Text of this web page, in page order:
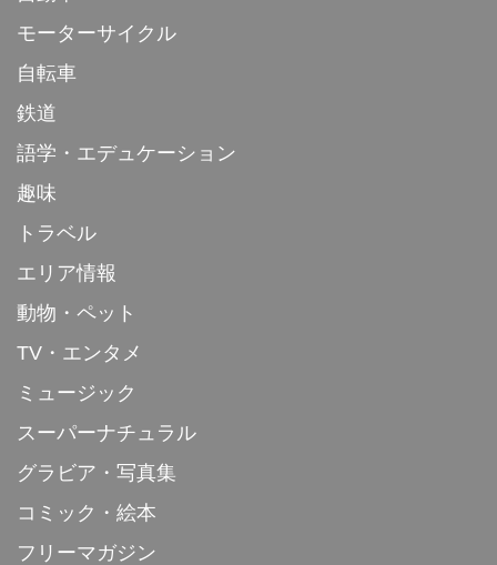
モーターサイクル
自転車
鉄道
語学・エデュケーション
趣味
トラベル
エリア情報
動物・ペット
TV・エンタメ
ミュージック
スーパーナチュラル
グラビア・写真集
コミック・絵本
フリーマガジン